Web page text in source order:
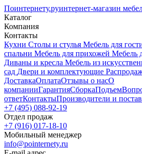
Поинтернету.руинтернет-магазин
Каталог
Компания
Контакты
Кухни Столы и стулья Мебель для
спальни Мебель для прихожей Мебель
Диваны и кресла Мебель из
сад Двери и комплектующие
ДоставкаОплатаОтзывы о насО
компанииГарантияСборкаПодъем
ответКонтактыПроизводители и
+7 (495) 088-92-19
Отдел продаж
+7 (916) 017-18-10
Мобильный менеджер
info@pointernety.ru